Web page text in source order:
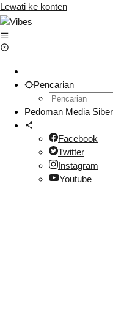
Lewati ke konten
Pencarian
Pedoman Media Siber
Facebook
Twitter
Instagram
Youtube